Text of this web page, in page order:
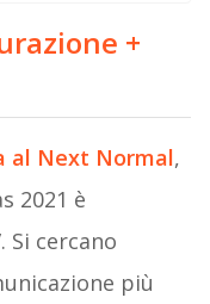
+
al Next Normal,
2021 è
Si cercano
più